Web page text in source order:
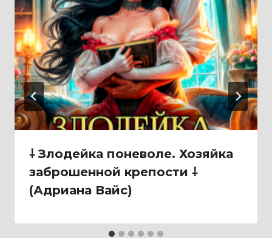
⸸ Злодейка поневоле. Хозяйка
заброшенной крепости ⸸
(Адриана Вайс)